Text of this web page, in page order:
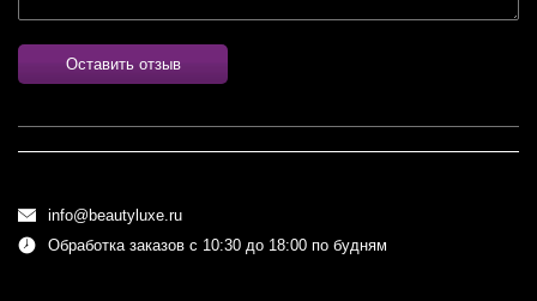
Оставить отзыв
info@beautyluxe.ru
Обработка заказов с 10:30 до 18:00 по будням